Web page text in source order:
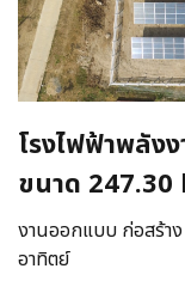
โรงไฟฟ้าพลั
ขนาด 247.30
งานออกแบบ ก่อสร้า
อาทิตย์